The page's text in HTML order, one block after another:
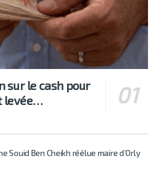
sur le cash pour
levée…
Souid Ben Cheikh réélue maire d’Orly